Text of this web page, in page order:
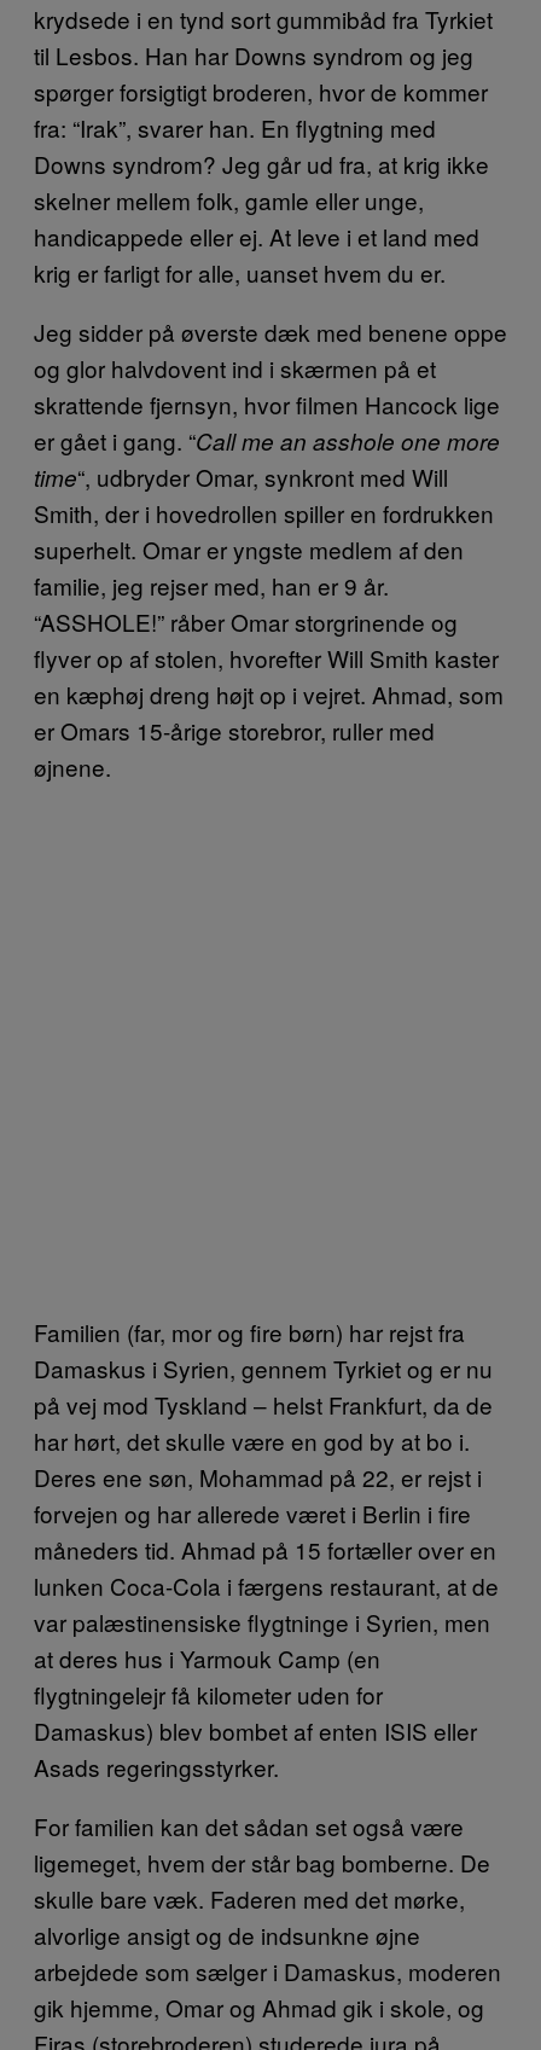
krydsede i en tynd sort gummibåd fra Tyrkiet
til Lesbos. Han har Downs syndrom og jeg
spørger forsigtigt broderen, hvor de kommer
fra: “Irak”, svarer han. En flygtning med
Downs syndrom? Jeg går ud fra, at krig ikke
skelner mellem folk, gamle eller unge,
handicappede eller ej. At leve i et land med
krig er farligt for alle, uanset hvem du er.
Jeg sidder på øverste dæk med benene oppe
og glor halvdovent ind i skærmen på et
skrattende fjernsyn, hvor filmen Hancock lige
er gået i gang. “Call me an asshole one more
time“, udbryder Omar, synkront med Will
Smith, der i hovedrollen spiller en fordrukken
superhelt. Omar er yngste medlem af den
familie, jeg rejser med, han er 9 år.
“ASSHOLE!” råber Omar storgrinende og
flyver op af stolen, hvorefter Will Smith kaster
en kæphøj dreng højt op i vejret. Ahmad, som
er Omars 15-årige storebror, ruller med
øjnene.
Familien (far, mor og fire børn) har rejst fra
Damaskus i Syrien, gennem Tyrkiet og er nu
på vej mod Tyskland – helst Frankfurt, da de
har hørt, det skulle være en god by at bo i.
Deres ene søn, Mohammad på 22, er rejst i
forvejen og har allerede været i Berlin i fire
måneders tid. Ahmad på 15 fortæller over en
lunken Coca-Cola i færgens restaurant, at de
var palæstinensiske flygtninge i Syrien, men
at deres hus i Yarmouk Camp (en
flygtningelejr få kilometer uden for
Damaskus) blev bombet af enten ISIS eller
Asads regeringsstyrker.
For familien kan det sådan set også være
ligemeget, hvem der står bag bomberne. De
skulle bare væk. Faderen med det mørke,
alvorlige ansigt og de indsunkne øjne
arbejdede som sælger i Damaskus, moderen
gik hjemme, Omar og Ahmad gik i skole, og
Firas (storebroderen) studerede jura på